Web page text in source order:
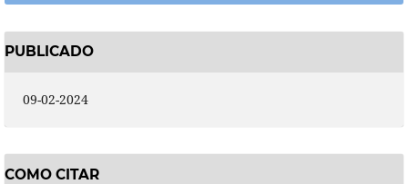
PUBLICADO
09-02-2024
COMO CITAR